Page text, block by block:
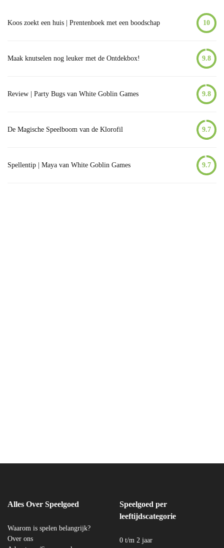
Koos zoekt een huis | Prentenboek met een boodschap 10
Maak knutselen nog leuker met de Ontdekbox! 9.8
Review | Party Bugs van White Goblin Games 9.8
De Magische Speelboom van de Klorofil 9.7
Spellentip | Maya van White Goblin Games 9.7
Alles Over Speelgoed
Waarom is spelen belangrijk?
Over ons
Speelgoed per
leeftijdscategorie
0 t/m 2 jaar